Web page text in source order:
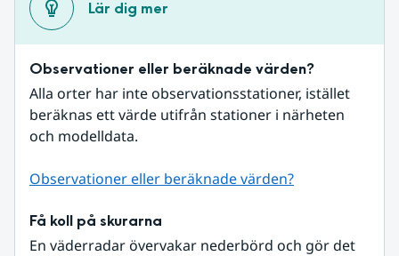
Lär dig mer
Observationer eller beräknade värden?
Alla orter har inte observationsstationer, istället
beräknas ett värde utifrån stationer i närheten
och modelldata.
Observationer eller beräknade värden?
Få koll på skurarna
En väderradar övervakar nederbörd och gör det